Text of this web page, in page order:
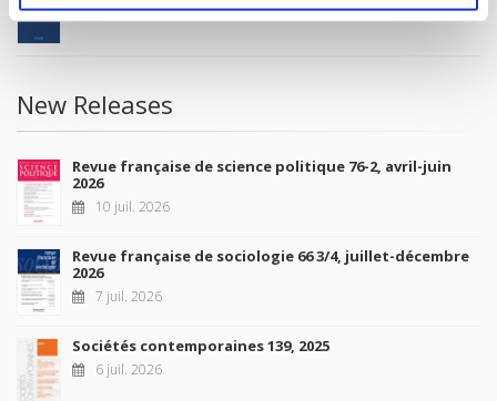
4 sept. 2026
New Releases
Revue française de science politique 76-2, avril-juin
2026
10 juil. 2026
Revue française de sociologie 66 3/4, juillet-décembre
2026
7 juil. 2026
Sociétés contemporaines 139, 2025
6 juil. 2026